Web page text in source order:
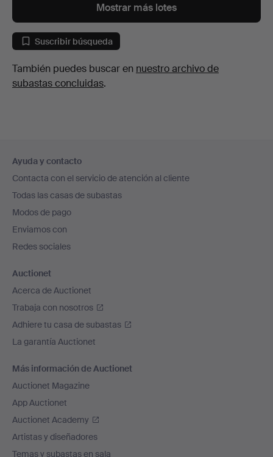
Mostrar más lotes
Suscribir búsqueda
También puedes buscar en nuestro archivo de
subastas concluidas.
en
el
pie
de
página
Ayuda y contacto
Contacta con el servicio de atención al cliente
Todas las casas de subastas
Modos de pago
Enviamos con
Redes sociales
Auctionet
Acerca de Auctionet
Trabaja con nosotros
Adhiere tu casa de subastas
La garantía Auctionet
Más información de Auctionet
Auctionet Magazine
App Auctionet
Auctionet Academy
Artistas y diseñadores
Temas y subastas en sala